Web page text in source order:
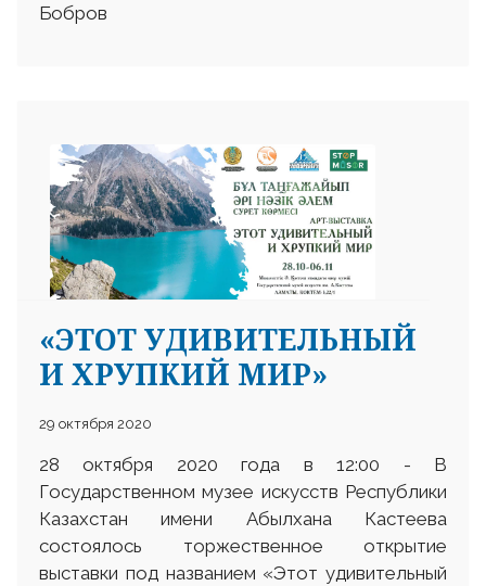
Бобров
«ЭТОТ УДИВИТЕЛЬНЫЙ
И ХРУПКИЙ МИР»
29 октября 2020
28 октября 2020 года в 12:00 - В
Государственном музее искусств Республики
Казахстан имени Абылхана Кастеева
состоялось торжественное открытие
выставки под названием «Этот удивительный